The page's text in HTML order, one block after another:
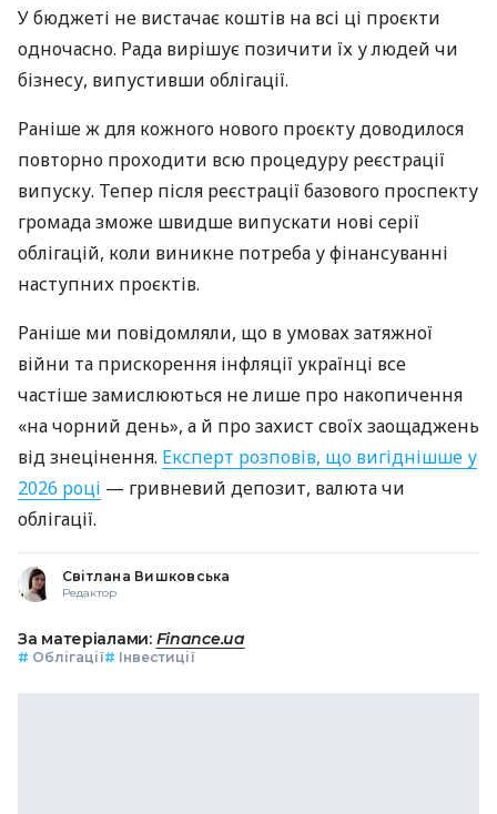
У бюджеті не вистачає коштів на всі ці проєкти
одночасно. Рада вирішує позичити їх у людей чи
бізнесу, випустивши облігації.
Раніше ж для кожного нового проєкту доводилося
повторно проходити всю процедуру реєстрації
випуску. Тепер після реєстрації базового проспекту
громада зможе швидше випускати нові серії
облігацій, коли виникне потреба у фінансуванні
наступних проєктів.
Раніше ми повідомляли, що в умовах затяжної
війни та прискорення інфляції українці все
частіше замислюються не лише про накопичення
«на чорний день», а й про захист своїх заощаджень
від знецінення. Експерт розповів, що вигіднішше у
2026 році — гривневий депозит, валюта чи
облігації.
Світлана Вишковська
Редактор
За матеріалами: Finance.ua
# Облігації# Інвестиції